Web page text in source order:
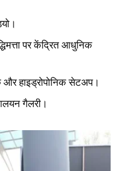
पर केंद्रित आधुनिक
और हाइड्रोपोनिक सेटअप।
गैलरी।